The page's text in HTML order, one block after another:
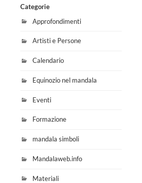
Categorie
Approfondimenti
Artisti e Persone
Calendario
Equinozio nel mandala
Eventi
Formazione
mandala simboli
Mandalaweb.info
Materiali